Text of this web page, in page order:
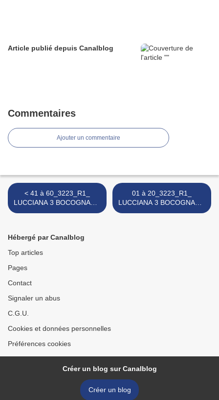
Article publié depuis Canalblog
Commentaires
Ajouter un commentaire
< 41 à 60_3223_R1_
LUCCIANA 3 BOCOGNANO
12_Primu Mezzutempu_24
01 à 20_3223_R1_
LUCCIANA 3 BOCOGNANO
12_Primu Mezzutempu_24
Hébergé par Canalblog
Top articles
Pages
Contact
Signaler un abus
C.G.U.
Cookies et données personnelles
Préférences cookies
Créer un blog sur Canalblog
Créer un blog